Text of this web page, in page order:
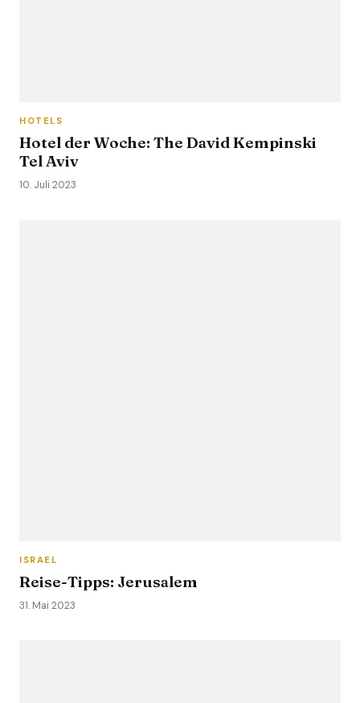
HOTELS
Hotel der Woche: The David Kempinski
Tel Aviv
10. Juli 2023
ISRAEL
Reise-Tipps: Jerusalem
31. Mai 2023